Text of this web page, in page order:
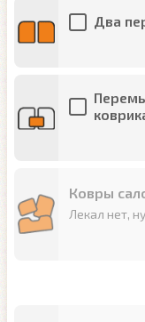
Два
Ковры
Лекал нет,